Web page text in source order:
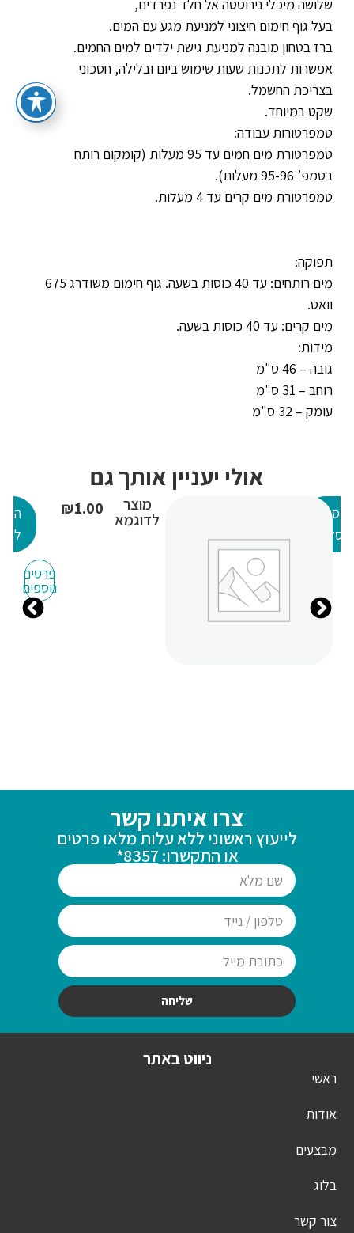
שלושה מיכלי נירוסטה אל חלד נפרדים,
בעל גוף חימום חיצוני למניעת מגע עם המים.
ברז בטחון מובנה למניעת גישת ילדים למים החמים.
אפשרות לתכנות שעות שימוש ביום ובלילה, חסכוני
בצריכת החשמל.
שקט במיוחד.
טמפרטורות עבודה:
טמפרטורת מים חמים עד 95 מעלות (קומקום רותח
בטמפ’ 95-96 מעלות).
טמפרטורת מים קרים עד 4 מעלות.
תפוקה:
מים רותחים: עד 40 כוסות בשעה. גוף חימום משודרג 675
וואט.
מים קרים: עד 40 כוסות בשעה.
מידות:
גובה – 46 ס"מ
רוחב – 31 ס"מ
עומק – 32 ס"מ
אולי יעניין אותך גם
הוספה
לסל
מוצר
לדוגמא
₪1.00
פרטים
נוספים
צרו איתנו קשר
לייעוץ ראשוני ללא עלות מלאו פרטים
או התקשרו: 8357*
שליחה
ניווט באתר
ראשי
אודות
מבצעים
בלוג
צור קשר